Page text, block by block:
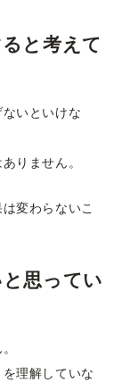
と考えて
いといけな
りません。
変わらないこ
思ってい
理解していな